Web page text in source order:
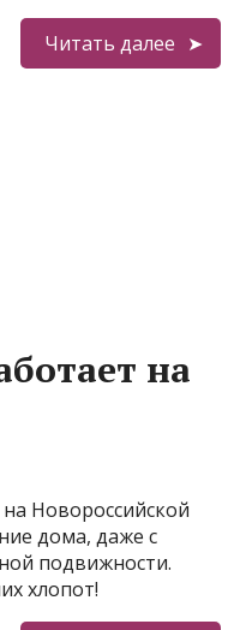
Читать далее
на
Новороссийской
дома, даже с
подвижности.
хлопот!